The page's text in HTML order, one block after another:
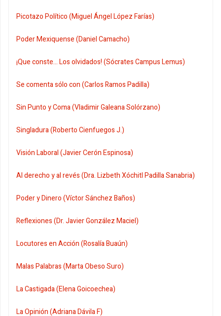
Picotazo Político (Miguel Ángel López Farías)
Poder Mexiquense (Daniel Camacho)
¡Que conste... Los olvidados! (Sócrates Campus Lemus)
Se comenta sólo con (Carlos Ramos Padilla)
Sin Punto y Coma (Vladimir Galeana Solórzano)
Singladura (Roberto Cienfuegos J.)
Visión Laboral (Javier Cerón Espinosa)
Al derecho y al revés (Dra. Lizbeth Xóchitl Padilla Sanabria)
Poder y Dinero (Víctor Sánchez Baños)
Reflexiones (Dr. Javier González Maciel)
Locutores en Acción (Rosalía Buaún)
Malas Palabras (Marta Obeso Suro)
La Castigada (Elena Goicoechea)
La Opinión (Adriana Dávila F)